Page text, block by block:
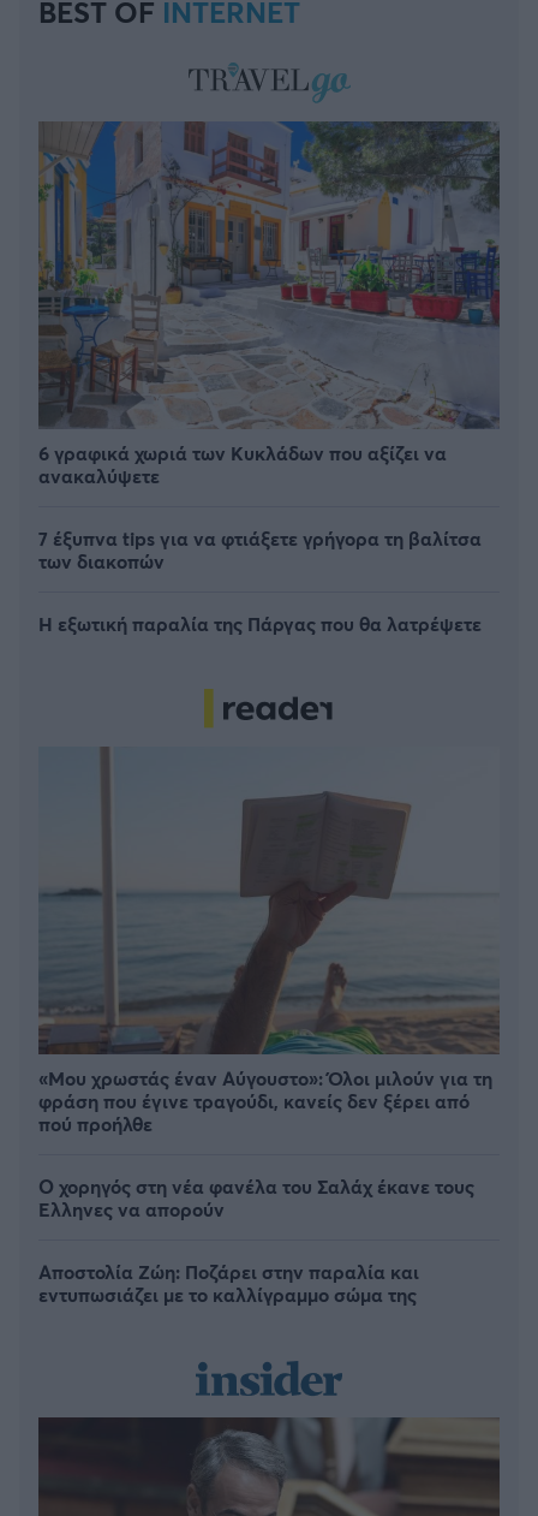
BEST OF INTERNET
6 γραφικά χωριά των Κυκλάδων που αξίζει να
ανακαλύψετε
7 έξυπνα tips για να φτιάξετε γρήγορα τη βαλίτσα
των διακοπών
Η εξωτική παραλία της Πάργας που θα λατρέψετε
«Μου χρωστάς έναν Αύγουστο»: Όλοι μιλούν για τη
φράση που έγινε τραγούδι, κανείς δεν ξέρει από
πού προήλθε
Ο χορηγός στη νέα φανέλα του Σαλάχ έκανε τους
Έλληνες να απορούν
Αποστολία Ζώη: Ποζάρει στην παραλία και
εντυπωσιάζει με το καλλίγραμμο σώμα της